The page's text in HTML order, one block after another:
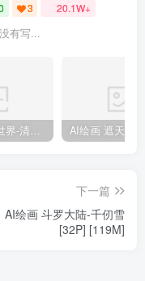
3 20.1W+
有写...
AI绘画 完美世界-清漪 [86P] [1173M]
下一篇
AI绘画 斗罗大陆-千仞雪
[32P] [119M]